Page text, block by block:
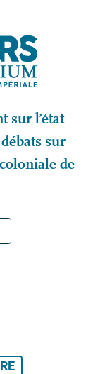
sur l’état
sur
de